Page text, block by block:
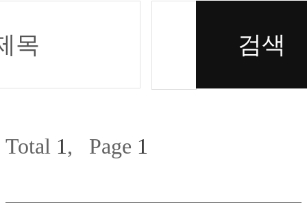
Total 1, Page 1